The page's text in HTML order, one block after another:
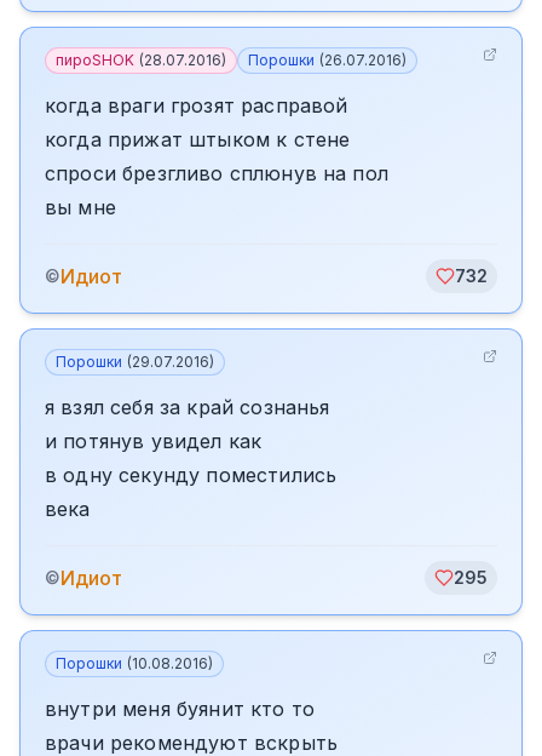
пироSHOK (28.07.2016) Порошки (26.07.2016)
когда враги грозят расправой
когда прижат штыком к стене
спроси брезгливо сплюнув на пол
вы мне
©Идиот 732
Порошки (29.07.2016)
я взял себя за край сознанья
и потянув увидел как
в одну секунду поместились
века
©Идиот 295
Порошки (10.08.2016)
внутри меня буянит кто то
врачи рекомендуют вскрыть